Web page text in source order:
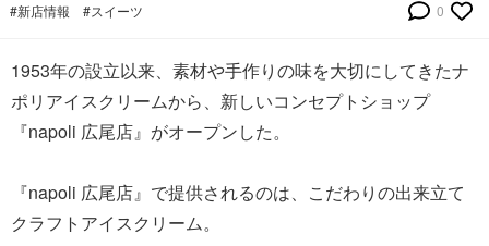
#新店情報 #スイーツ 0
1953年の設立以来、素材や手作りの味を大切にしてきたナ
ポリアイスクリームから、新しいコンセプトショップ
『napoli 広尾店』がオープンした。
『napoli 広尾店』で提供されるのは、こだわりの出来立て
クラフトアイスクリーム。